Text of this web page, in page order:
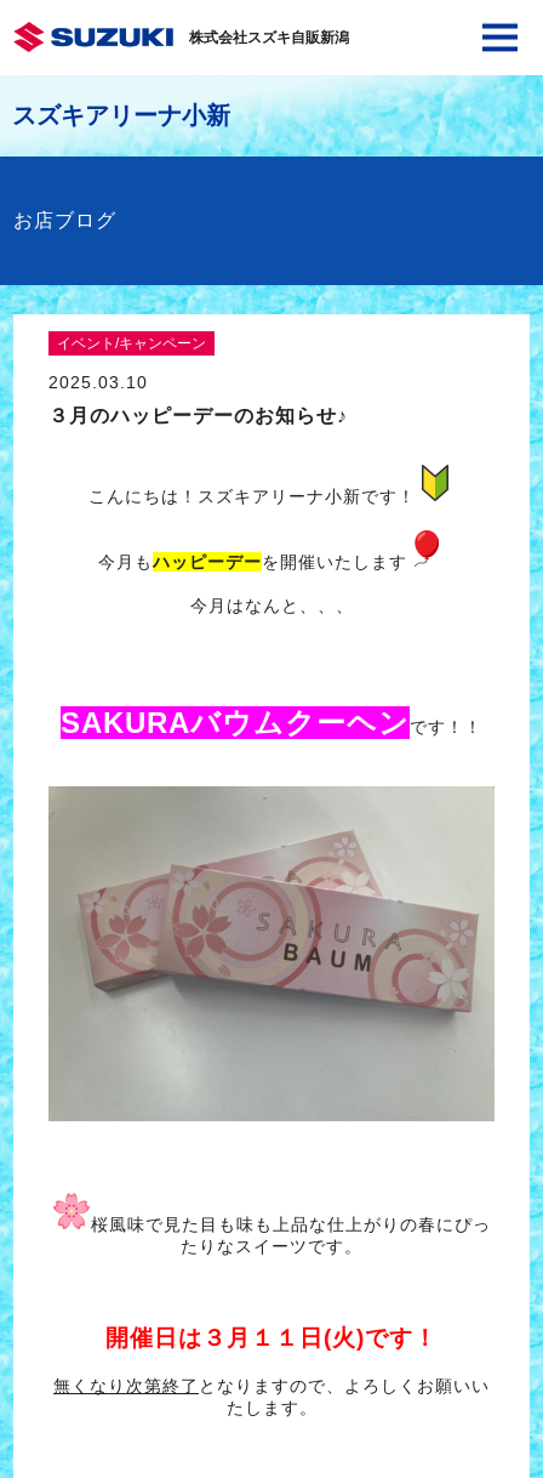
株式会社スズキ自販新潟
スズキアリーナ小新
お店ブログ
イベント/キャンペーン
2025.03.10
３月のハッピーデーのお知らせ♪
こんにちは！スズキアリーナ小新です！
今月もハッピーデーを開催いたします
今月はなんと、、、
SAKURAバウムクーヘン です！！
桜風味で見た目も味も上品な仕上がりの春にぴっ
たりなスイーツです。
開催日は３月１１日(火)です！
無くなり次第終了 となりますので、よろしくお願いい
たします。